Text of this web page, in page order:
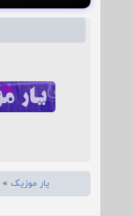
یار موزیک »